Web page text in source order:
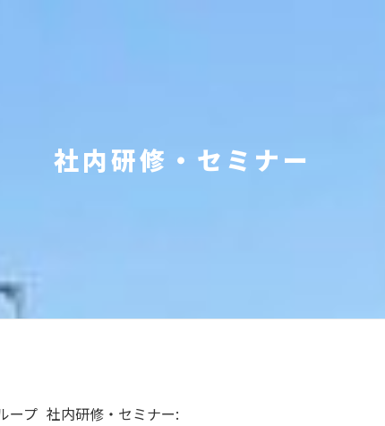
社内研修・セミナー
ープ 社内研修・セミナー: